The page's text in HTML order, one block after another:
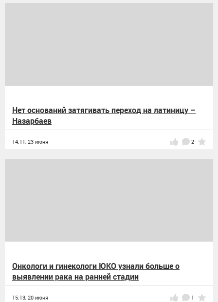
Нет оснований затягивать переход на латиницу –
Назарбаев
14:11, 23 июня 2
Онкологи и гинекологи ЮКО узнали больше о
выявлении рака на ранней стадии
15:13, 20 июня 1